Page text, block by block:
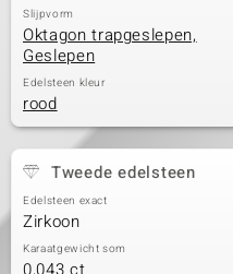
Slijpvorm
Oktagon trapgeslepen,
Geslepen
Edelsteen kleur
rood
Tweede edelsteen
Edelsteen exact
Zirkoon
Karaatgewicht som